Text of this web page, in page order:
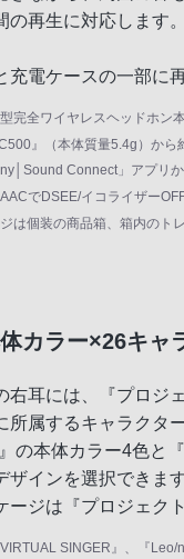
の再生に対応します
充電ケースの一部に
完全ワイヤレスヘッドホン
』（本体質量5.4g）から
Connect」アプリ
でDSEE/イコライザー
は個装の商品箱、箱内のト
カラー×26キャ
右耳には、『プロジ
所属するキャラクタ
』の本体カラー4色と
ザインを選択できま
ージは『プロジェク
SINGER』、『